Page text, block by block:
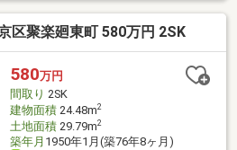
たお家です。生活便利な立地で京町
お買物施設が多数ある生活便利な
なかむら 徒歩3分・阪急オア
・サンディ 徒
ト 徒歩12分・セブンイレブ
ドラッグ 徒歩6
区聚楽廻東町 580万円 2SK
580万円
間取り 2SK
建物面積24.48m2
土地面積29.79m2
築年月 1950年1月(築76年8ヶ月)